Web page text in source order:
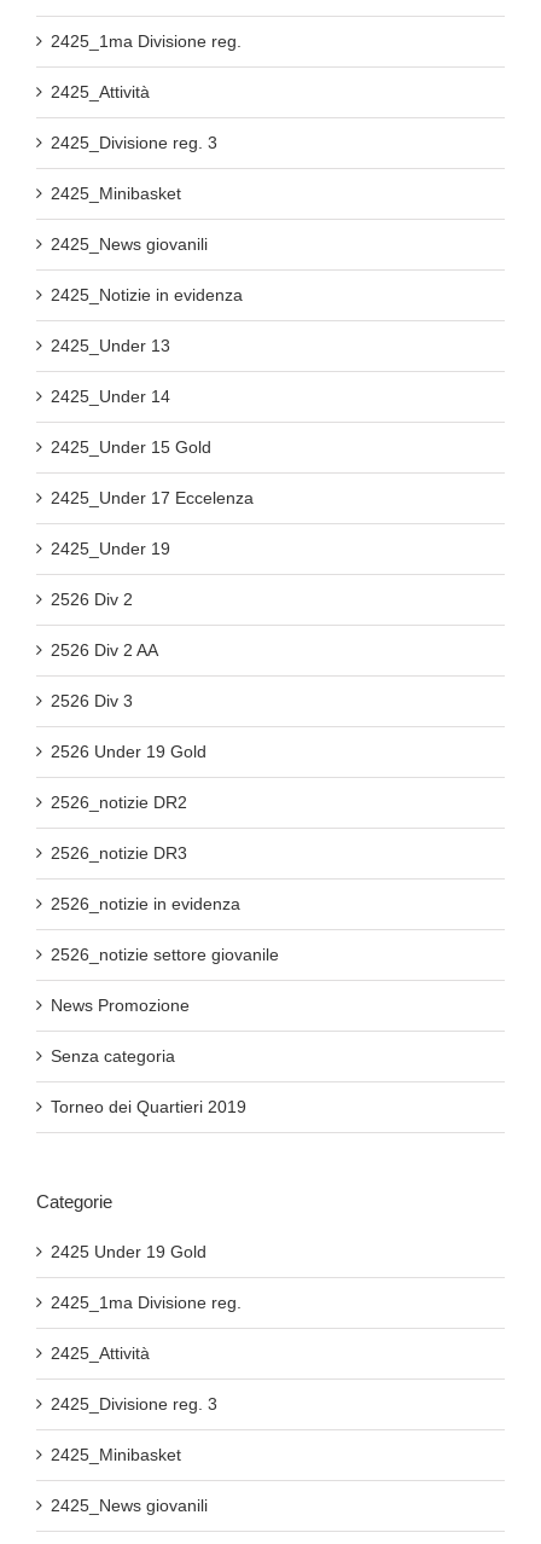
2425_1ma Divisione reg.
2425_Attività
2425_Divisione reg. 3
2425_Minibasket
2425_News giovanili
2425_Notizie in evidenza
2425_Under 13
2425_Under 14
2425_Under 15 Gold
2425_Under 17 Eccelenza
2425_Under 19
2526 Div 2
2526 Div 2 AA
2526 Div 3
2526 Under 19 Gold
2526_notizie DR2
2526_notizie DR3
2526_notizie in evidenza
2526_notizie settore giovanile
News Promozione
Senza categoria
Torneo dei Quartieri 2019
Categorie
2425 Under 19 Gold
2425_1ma Divisione reg.
2425_Attività
2425_Divisione reg. 3
2425_Minibasket
2425_News giovanili